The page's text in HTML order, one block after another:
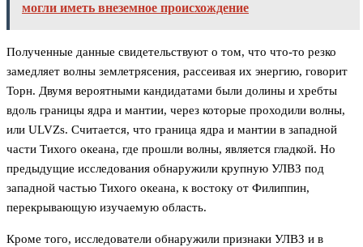
могли иметь внеземное происхождение
Полученные данные свидетельствуют о том, что что-то резко
замедляет волны землетрясения, рассеивая их энергию, говорит
Торн. Двумя вероятными кандидатами были долины и хребты
вдоль границы ядра и мантии, через которые проходили волны,
или ULVZs. Считается, что граница ядра и мантии в западной
части Тихого океана, где прошли волны, является гладкой. Но
предыдущие исследования обнаружили крупную УЛВЗ под
западной частью Тихого океана, к востоку от Филиппин,
перекрывающую изучаемую область.
Кроме того, исследователи обнаружили признаки УЛВЗ и в